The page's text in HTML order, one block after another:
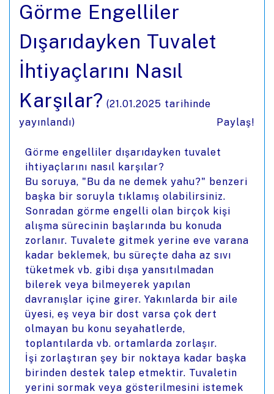
Görme Engelliler
Dışarıdayken Tuvalet
İhtiyaçlarını Nasıl
Karşılar? (21.01.2025 tarihinde
yayınlandı)
Paylaş!
Görme engelliler dışarıdayken tuvalet
ihtiyaçlarını nasıl karşılar?
Bu soruya, "Bu da ne demek yahu?" benzeri
başka bir soruyla tıklamış olabilirsiniz.
Sonradan görme engelli olan birçok kişi
alışma sürecinin başlarında bu konuda
zorlanır. Tuvalete gitmek yerine eve varana
kadar beklemek, bu süreçte daha az sıvı
tüketmek vb. gibi dışa yansıtılmadan
bilerek veya bilmeyerek yapılan
davranışlar içine girer. Yakınlarda bir aile
üyesi, eş veya bir dost varsa çok dert
olmayan bu konu seyahatlerde,
toplantılarda vb. ortamlarda zorlaşır.
İşi zorlaştıran şey bir noktaya kadar başka
birinden destek talep etmektir. Tuvaletin
yerini sormak veya gösterilmesini istemek